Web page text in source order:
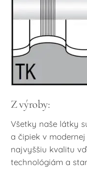
Z výroby:
Všetky naše látky
a čipiek v
najvyššiu kvalitu
technológiám a